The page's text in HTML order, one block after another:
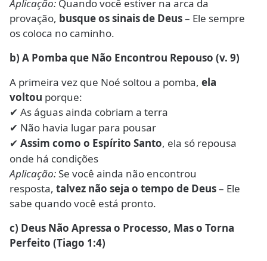
Aplicação: Quando você estiver na arca da
provação, busque os sinais de Deus– Ele sempre
os coloca no caminho.
b) A Pomba que Não Encontrou Repouso (v. 9)
A primeira vez que Noé soltou a pomba, ela
voltou porque:
✔ As águas ainda cobriam a terra
✔ Não havia lugar para pousar
✔ Assim como o Espírito Santo, ela só repousa
onde há condições
Aplicação:Se você ainda não encontrou
resposta, talvez não seja o tempo de Deus– Ele
sabe quando você está pronto.
c) Deus Não Apressa o Processo, Mas o Torna
Perfeito (Tiago 1:4)